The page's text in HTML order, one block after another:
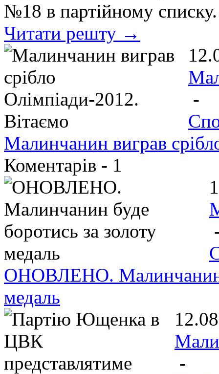
№18 в партійному списку.
Читати решту →
-
Малинчанин виграв
Коментарів - 1
ОНОВЛЕНО. Малинчанин
медаль
-